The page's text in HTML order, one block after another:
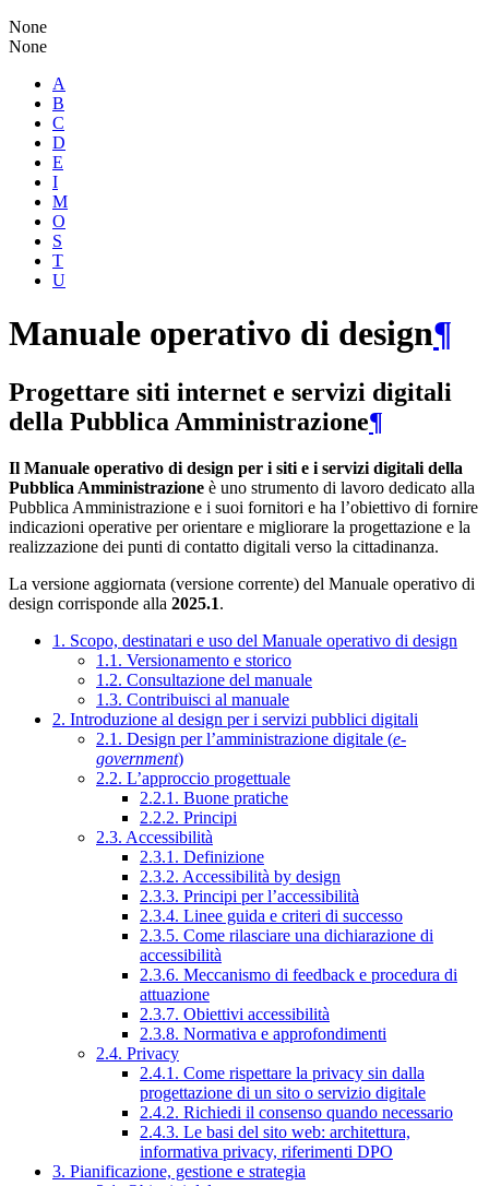
None
None
A
B
C
D
E
I
M
O
S
T
U
Manuale operativo di design¶
Progettare siti internet e servizi digitali
della Pubblica Amministrazione¶
Il Manuale operativo di design per i siti e i servizi digitali della
Pubblica Amministrazione è uno strumento di lavoro dedicato alla
Pubblica Amministrazione e i suoi fornitori e ha l’obiettivo di fornire
indicazioni operative per orientare e migliorare la progettazione e la
realizzazione dei punti di contatto digitali verso la cittadinanza.
La versione aggiornata (versione corrente) del Manuale operativo di
design corrisponde alla 2025.1.
1. Scopo, destinatari e uso del Manuale operativo di design
1.1. Versionamento e storico
1.2. Consultazione del manuale
1.3. Contribuisci al manuale
2. Introduzione al design per i servizi pubblici digitali
2.1. Design per l’amministrazione digitale (e-
government)
2.2. L’approccio progettuale
2.2.1. Buone pratiche
2.2.2. Principi
2.3. Accessibilità
2.3.1. Definizione
2.3.2. Accessibilità by design
2.3.3. Principi per l’accessibilità
2.3.4. Linee guida e criteri di successo
2.3.5. Come rilasciare una dichiarazione di
accessibilità
2.3.6. Meccanismo di feedback e procedura di
attuazione
2.3.7. Obiettivi accessibilità
2.3.8. Normativa e approfondimenti
2.4. Privacy
2.4.1. Come rispettare la privacy sin dalla
progettazione di un sito o servizio digitale
2.4.2. Richiedi il consenso quando necessario
2.4.3. Le basi del sito web: architettura,
informativa privacy, riferimenti DPO
3. Pianificazione, gestione e strategia